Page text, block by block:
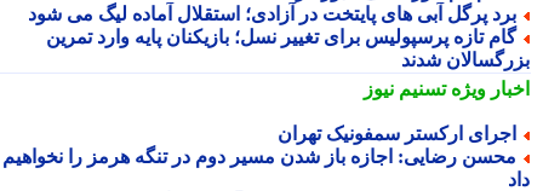
پرگل آبی های پایتخت در آزادی؛ استقلال آماده لیگ می شود
تازه پرسپولیس برای تغییر نسل؛ بازیکنان پایه وارد تمرین
شدند
ویژهتسنیم نیوز
ارکستر سمفونیک تهران
رضایی: اجازه باز شدن مسیر دوم در تنگه هرمز را نخواهیم